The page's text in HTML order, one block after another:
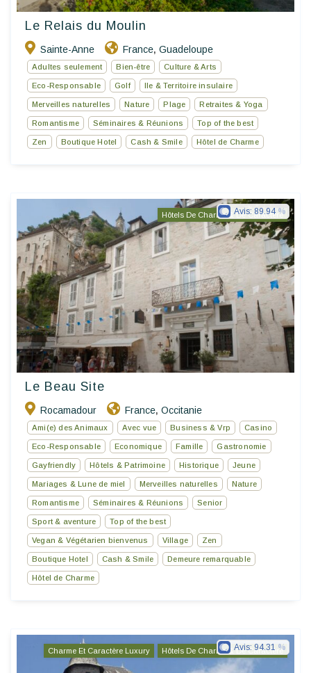
Le Relais du Moulin
Sainte-Anne France, Guadeloupe
Adultes seulement Bien-être Culture & Arts
Eco-Responsable Golf Ile & Territoire insulaire
Merveilles naturelles Nature Plage Retraites & Yoga
Romantisme Séminaires & Réunions Top of the best
Zen Boutique Hotel Cash & Smile Hôtel de Charme
Hôtels De Charme & De Caractère
Le Beau Site
Rocamadour France, Occitanie
Avis: 89.94
Ami(e) des Animaux Avec vue Business & Vrp Casino
Eco-Responsable Economique Famille Gastronomie
Gayfriendly Hôtels & Patrimoine Historique Jeune
Mariages & Lune de miel Merveilles naturelles Nature
Romantisme Séminaires & Réunions Senior
Sport & aventure Top of the best
Vegan & Végétarien bienvenus Village Zen
Boutique Hotel Cash & Smile Demeure remarquable
Hôtel de Charme
Charme Et Caractère Luxury Hôtels De Charme & De Caractère
Avis: 94.31